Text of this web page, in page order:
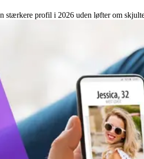
stærkere profil i 2026 uden løfter om